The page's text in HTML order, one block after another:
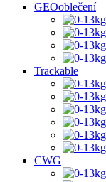
GEOoblečení
Trackable
CWG